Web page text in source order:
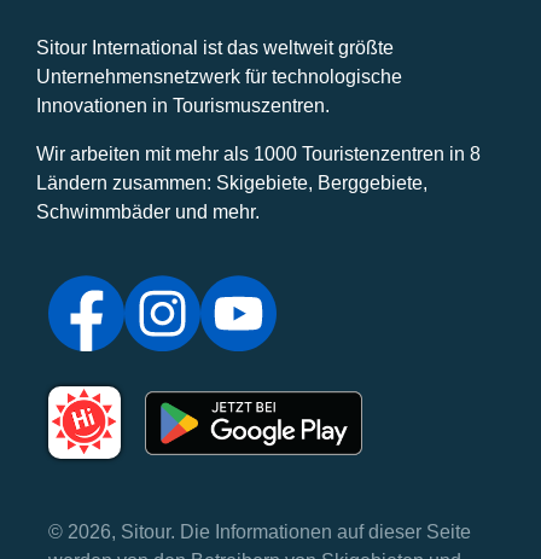
Sitour International ist das weltweit größte
Unternehmensnetzwerk für technologische
Innovationen in Tourismuszentren.
Wir arbeiten mit mehr als 1000 Touristenzentren in 8
Ländern zusammen: Skigebiete, Berggebiete,
Schwimmbäder und mehr.
© 2026, Sitour. Die Informationen auf dieser Seite